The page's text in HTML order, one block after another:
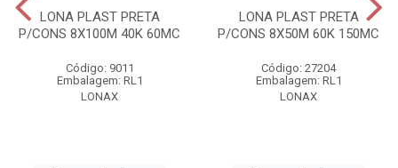
LONA PLAST PRETA
P/CONS 8X100M 40K 60MC
Código: 9011
Embalagem: RL1
LONAX
LONA PLAST PRETA
P/CONS 8X50M 60K 150MC
Código: 27204
Embalagem: RL1
LONAX